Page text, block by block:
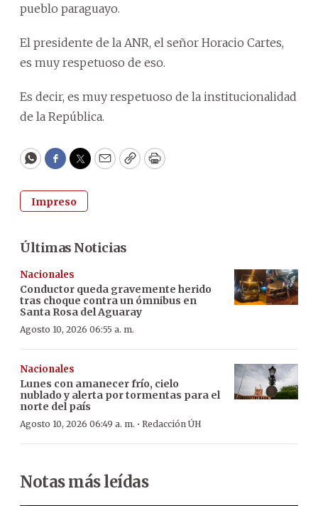
pueblo paraguayo.
El presidente de la ANR, el señor Horacio Cartes,
es muy respetuoso de eso.
Es decir, es muy respetuoso de la institucionalidad
de la República.
WhatsApp
Facebook
Twitter
EmailCopyPrint
Impreso
Últimas Noticias
Nacionales
Conductor queda gravemente herido
tras choque contra un ómnibus en
Santa Rosa del Aguaray
Agosto 10, 2026 06:55 a. m.
Nacionales
Lunes con amanecer frío, cielo
nublado y alerta por tormentas para el
norte del país
Agosto 10, 2026 06:49 a. m. · Redacción ÚH
Notas más leídas